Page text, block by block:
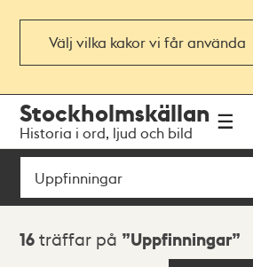
Välj vilka kakor vi får använda
navigationen
huvudinnehållet
Stockholmskällan
Historia i ord, ljud och bild
Sök
Sökresultat
16 träffar på Uppfinningar